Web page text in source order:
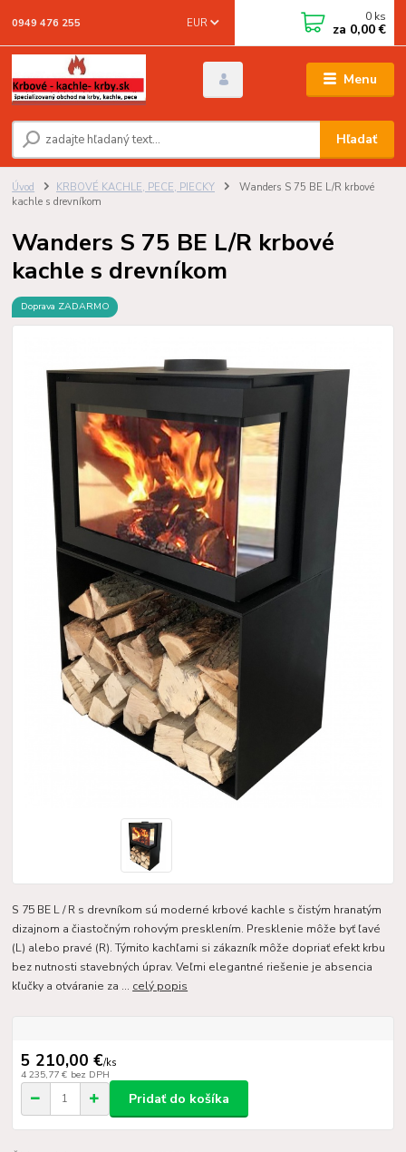
Menu
EUR
Hľadať
0949 476 255 0 ks
za 0,00 €
Úvod KRBOVÉ KACHLE, PECE, PIECKY
Wanders S 75 BE L/R krbové
kachle s drevníkom
Wanders S 75 BE L/R krbové
kachle s drevníkom
Doprava ZADARMO
S 75 BE L / R s drevníkom sú moderné krbové kachle s čistým hranatým
dizajnom a čiastočným rohovým presklením. Presklenie môže byť ľavé
(L) alebo pravé (R). Týmito kachľami si zákazník môže dopriať efekt krbu
bez nutnosti stavebných úprav. Veľmi elegantné riešenie je absencia
kľučky a otváranie za ... celý popis
5 210,00 €/ks
4 235,77 € bez DPH
Pridať do košíka